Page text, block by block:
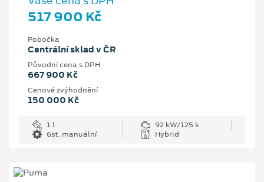
517 900 Kč
Pobočka
Centrální sklad v ČR
Původní cena s DPH
667 900 Kč
Cenové zvýhodnění
150 000 Kč
1 l
92 kW/125 k
6st. manuální
Hybrid